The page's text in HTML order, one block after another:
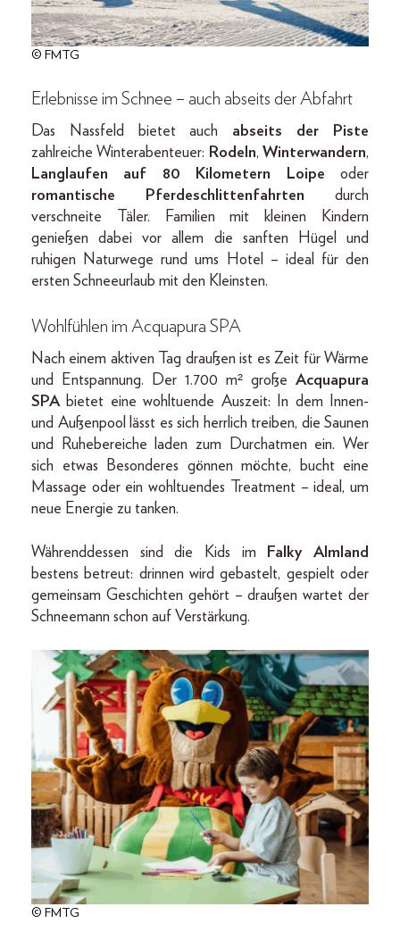
© FMTG
Erlebnisse im Schnee – auch abseits der Abfahrt
Das Nassfeld bietet auch abseits der Piste
zahlreiche Winterabenteuer: Rodeln,Winterwandern,
Langlaufen auf 80 Kilometern Loipe oder
romantische Pferdeschlittenfahrten durch
verschneite Täler. Familien mit kleinen Kindern
genießen dabei vor allem die sanften Hügel und
ruhigen Naturwege rund ums Hotel – ideal für den
ersten Schneeurlaub mit den Kleinsten.
Wohlfühlen im Acquapura SPA
Nach einem aktiven Tag draußen ist es Zeit für Wärme
und Entspannung. Der 1.700 m² große Acquapura
SPAbietet eine wohltuende Auszeit: In dem Innen-
und Außenpool lässt es sich herrlich treiben, die Saunen
und Ruhebereiche laden zum Durchatmen ein. Wer
sich etwas Besonderes gönnen möchte, bucht eine
Massage oder ein wohltuendes Treatment – ideal, um
neue Energie zu tanken.
Währenddessen sind die Kids im
Falky Almland
bestens betreut: drinnen wird gebastelt, gespielt oder
gemeinsam Geschichten gehört – draußen wartet der
Schneemann schon auf Verstärkung.
© FMTG